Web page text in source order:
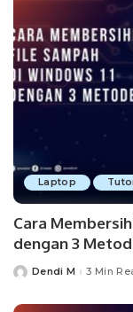
Laptop
Cara
dengan 3
PostedDendi M 3 Min